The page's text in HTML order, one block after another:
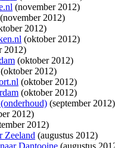
(november 2012)
(november 2012)
2012)
(oktober 2012)
2012)
(oktober 2012)
2012)
(oktober 2012)
(oktober 2012)
(september 2012)
2012)
2012)
Zeeland (augustus 2012)